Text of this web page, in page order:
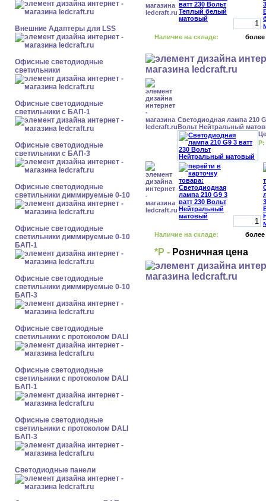
Внешние Адаптеры для LSS
Офисные светодиодные
светильники
Офисные светодиодные
светильники с БАП-1
Офисные светодиодные
светильники с БАП-3
Офисные светодиодные
светильники диммируемые 0-10
Офисные светодиодные
светильники диммируемые 0-10
БАП-1
Офисные светодиодные
светильники диммируемые 0-10
БАП-3
Офисные светодиодные
светильники с протоколом DALI
Офисные светодиодные
светильники с протоколом DALI
БАП-1
Офисные светодиодные
светильники с протоколом DALI
БАП-3
Cветодиодные панели
Наличие на складе: более
Светодиодная лампа 210
Вольт Нейтральный
Р:
Наличие на складе: более
*Р - Розничная цена